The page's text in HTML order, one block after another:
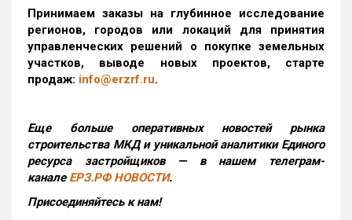
Принимаем заказы на глубинное исследование
регионов, городов или локаций для принятия
управленческих решений о покупке земельных
участков, выводе новых проектов, старте
продаж: info@erzrf.ru.
Еще больше оперативных новостей рынка
строительства МКД и уникальной аналитики Единого
ресурса застройщиков — в нашем телеграм-
канале ЕРЗ.РФ НОВОСТИ.
Присоединяйтесь к нам!